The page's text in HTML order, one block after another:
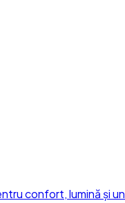
confort, lumină și